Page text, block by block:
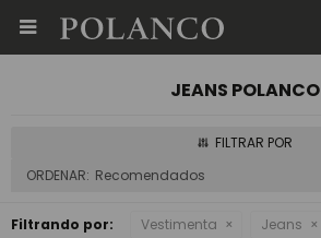

JEANS POLANCO
Recomendados
Filtrando por: Vestimenta Jeans